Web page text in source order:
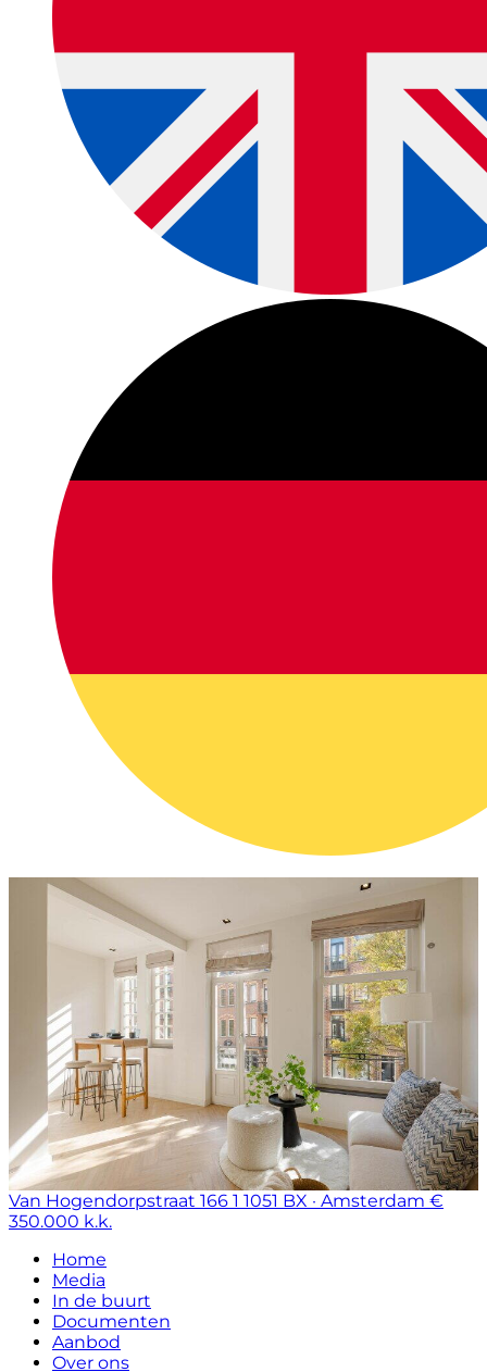
Van Hogendorpstraat 166 1 1051 BX · Amsterdam €
350.000 k.k.
Home
Media
In de buurt
Documenten
Aanbod
Over ons